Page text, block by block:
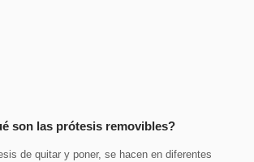
son las prótesis removibles?
de quitar y poner, se hacen en diferentes